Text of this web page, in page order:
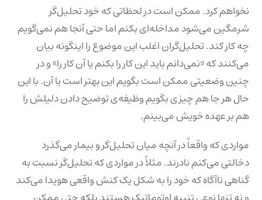
نخواهم کرد. ممکن است در لحظاتی که خود تحلیل‌گر
شرمگین می‌شود مداخله‌ای بکنم اما حتی آنجا هم نمی‌گویم
چه کار کند. تحلیل‌گران اغلب این موضوع را اینگونه بیان
می‌کنند که «نمی‌دانم باید این کار را بکنم یا آن کار را» و در
چنین وضعیتی ممکن است بگویم این بهتر است یا آن. با این
حال هر جا هم چیزی بگویم وظیفه‌ی توضیح دادن دلیلش را
هم بر عهده خویش می‌بینم.
مواردی که واقعاً در آنچه میان تحلیل‌گر و بیمار می‌گذرد
دخالتی می‌کنم نادرند. مثلاً در مواردی که تحلیل‌گر نسبت به
گناهی ناآگاه که خود را به شکل یک کنش واقعی هویدا می‌کند